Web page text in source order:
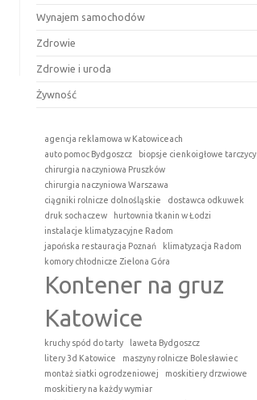
Wynajem samochodów
Zdrowie
Zdrowie i uroda
Żywność
agencja reklamowa w Katowiceach
auto pomoc Bydgoszcz
biopsje cienkoigłowe tarczycy
chirurgia naczyniowa Pruszków
chirurgia naczyniowa Warszawa
ciągniki rolnicze dolnośląskie
dostawca odkuwek
druk sochaczew
hurtownia tkanin w Łodzi
instalacje klimatyzacyjne Radom
japońska restauracja Poznań
klimatyzacja Radom
komory chłodnicze Zielona Góra
Kontener na gruz
Katowice
kruchy spód do tarty
laweta Bydgoszcz
litery 3d Katowice
maszyny rolnicze Bolesławiec
montaż siatki ogrodzeniowej
moskitiery drzwiowe
moskitiery na każdy wymiar